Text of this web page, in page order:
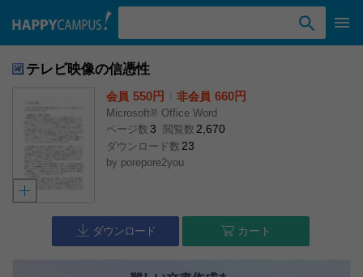
テレビ映像の信憑性
会員 550円 非会員 660円
Microsoft® Office Word
ページ数 3 閲覧数 2,670
ダウンロード数 23
by porepore2you
ダウンロード カート